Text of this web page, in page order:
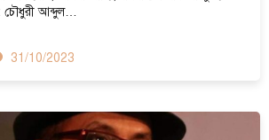
চৌধুরী আব্দুল…
31/10/2023